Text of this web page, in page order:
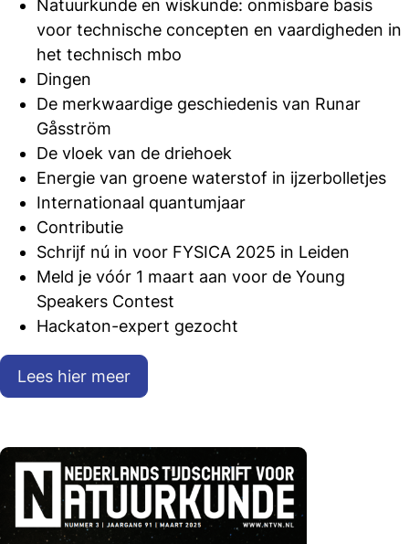
Natuurkunde en wiskunde: onmisbare basis
voor technische concepten en vaardigheden in
het technisch mbo
Dingen
De merkwaardige geschiedenis van Runar
Gåsström
De vloek van de driehoek
Energie van groene waterstof in ijzerbolletjes
Internationaal quantumjaar
Contributie
Schrijf nú in voor FYSICA 2025 in Leiden
Meld je vóór 1 maart aan voor de Young
Speakers Contest
Hackaton-expert gezocht
Lees hier meer